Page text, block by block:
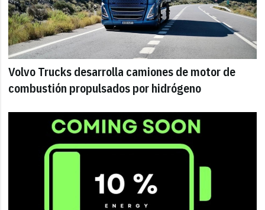
Volvo Trucks desarrolla camiones de motor de
combustión propulsados por hidrógeno